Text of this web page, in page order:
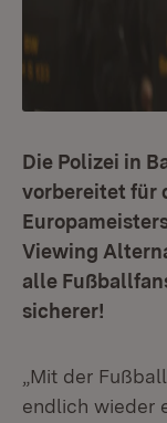
Die Polizei in
vorbereitet für
Viewing
alle
sicherer!
„Mit der
endlich wieder